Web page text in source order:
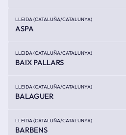
LLEIDA (CATALUÑA/CATALUNYA)
ASPA
LLEIDA (CATALUÑA/CATALUNYA)
BAIX PALLARS
LLEIDA (CATALUÑA/CATALUNYA)
BALAGUER
LLEIDA (CATALUÑA/CATALUNYA)
BARBENS